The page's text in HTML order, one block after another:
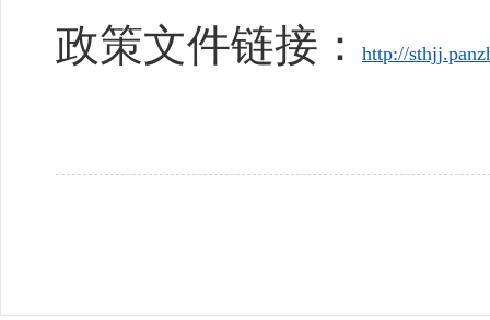
政策文件链接：
http://